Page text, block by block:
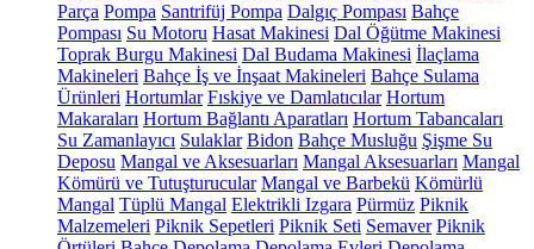
Parça Pompa Santrifüj Pompa Dalgıç Pompası Bahçe
Pompası Su Motoru Hasat Makinesi Dal Öğütme Makinesi
Toprak Burgu Makinesi Dal Budama Makinesi İlaçlama
Makineleri Bahçe İş ve İnşaat Makineleri Bahçe Sulama
Ürünleri Hortumlar Fıskiye ve Damlatıcılar Hortum
Makaraları Hortum Bağlantı Aparatları Hortum Tabancaları
Su Zamanlayıcı Sulaklar Bidon Bahçe Musluğu Şişme Su
Deposu Mangal ve Aksesuarları Mangal Aksesuarları Mangal
Kömürü ve Tutuşturucular Mangal ve Barbekü Kömürlü
Mangal Tüplü Mangal Elektrikli Izgara Pürmüz Piknik
Malzemeleri Piknik Sepetleri Piknik Seti Semaver Piknik